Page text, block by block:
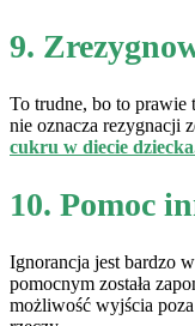
9.
To trudne, bo to prawie
nie oznacza rezygnacji
cukru w diecie
10. Pomoc
Ignorancja jest bardzo
pomocnym została
możliwość wyjścia